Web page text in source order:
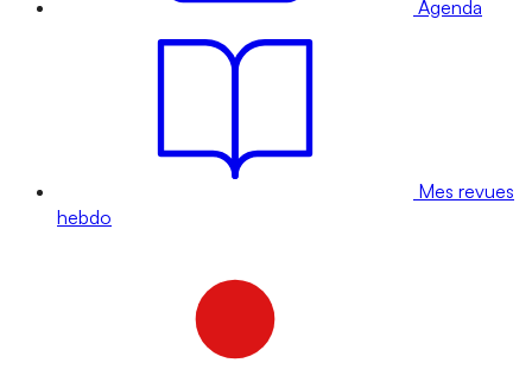
Agenda
Mes revues
hebdo